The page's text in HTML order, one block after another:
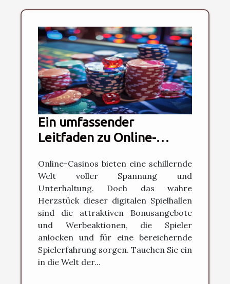
Ein umfassender
Leitfaden zu Online-
Werbeaktionen
Online-Casinos bieten eine schillernde
Welt voller Spannung und
Unterhaltung. Doch das wahre
Herzstück dieser digitalen Spielhallen
sind die attraktiven Bonusangebote
und Werbeaktionen, die Spieler
anlocken und für eine bereichernde
Spielerfahrung sorgen. Tauchen Sie ein
in die Welt der...